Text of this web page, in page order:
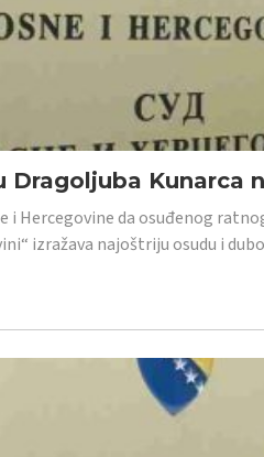
Dragoljuba Kunarca
i Hercegovine da osuđenog
izražava najoštriju osudu i